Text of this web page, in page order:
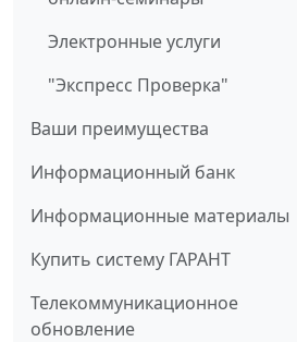
Электронные услуги
"Экспресс Проверка"
Ваши преимущества
Информационный банк
Информационные материалы
Купить систему ГАРАНТ
Телекоммуникационное
обновление